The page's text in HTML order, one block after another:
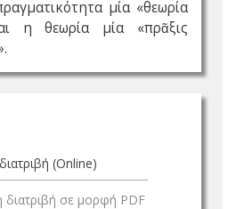
μία «θεωρία
η θεωρία μία «πρᾶξις
(Online)
διατριβή σε μορφή PDF